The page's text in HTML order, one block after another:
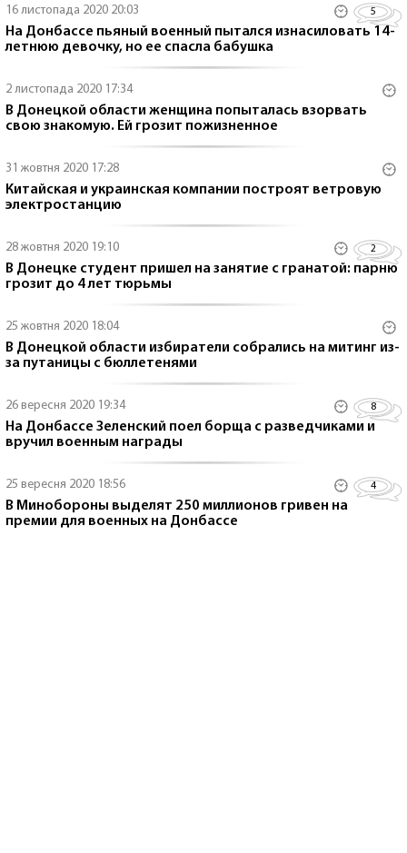
16 листопада 2020 20:03 5
На Донбассе пьяный военный пытался изнасиловать 14-
летнюю девочку, но ее спасла бабушка
2 листопада 2020 17:34
В Донецкой области женщина попыталась взорвать
свою знакомую. Ей грозит пожизненное
31 жовтня 2020 17:28
Китайская и украинская компании построят ветровую
электростанцию
28 жовтня 2020 19:10 2
В Донецке студент пришел на занятие с гранатой: парню
грозит до 4 лет тюрьмы
25 жовтня 2020 18:04
В Донецкой области избиратели собрались на митинг из-
за путаницы с бюллетенями
26 вересня 2020 19:34 8
На Донбассе Зеленский поел борща с разведчиками и
вручил военным награды
25 вересня 2020 18:56 4
В Минобороны выделят 250 миллионов гривен на
премии для военных на Донбассе